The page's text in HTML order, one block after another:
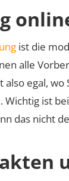
ist die
alle
also egal,
Wichtig ist
das nicht